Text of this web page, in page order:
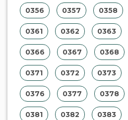
0356 0357 0358
0361 0362 0363
0366 0367 0368
0371 0372 0373
0376 0377 0378
0381 0382 0383